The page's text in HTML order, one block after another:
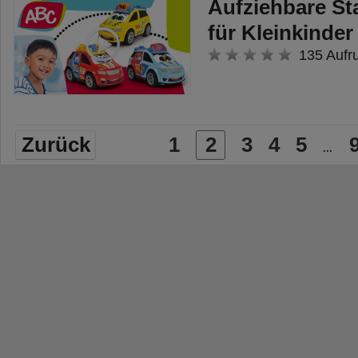
Aufziehbare
für Kleinkinder
135
Zurück 1 2 3 4 5 ...